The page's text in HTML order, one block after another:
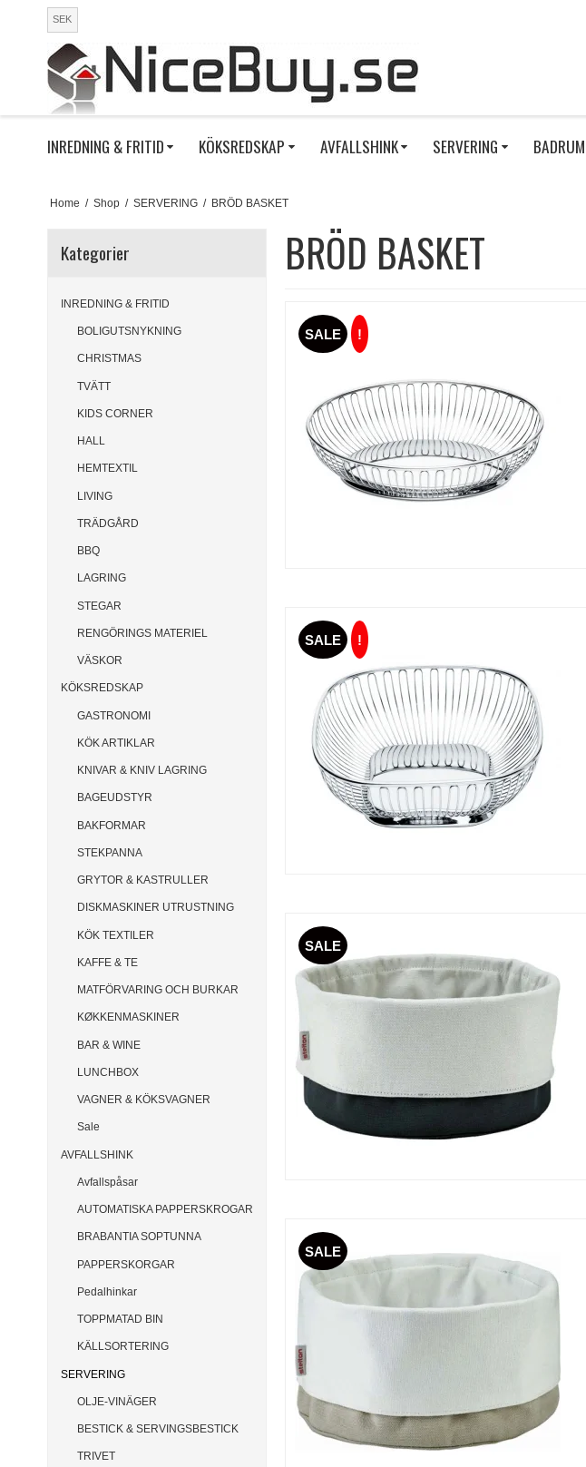
SEK
INREDNING & FRITID KÖKSREDSKAP AVFALLSHINK SERVERING BADRUM
Home / Shop / SERVERING / BRÖD BASKET
Kategorier
INREDNING & FRITID
BOLIGUTSNYKNING
CHRISTMAS
TVÄTT
KIDS CORNER
HALL
HEMTEXTIL
LIVING
TRÄDGÅRD
BBQ
LAGRING
STEGAR
RENGÖRINGS MATERIEL
VÄSKOR
KÖKSREDSKAP
GASTRONOMI
KÖK ARTIKLAR
KNIVAR & KNIV LAGRING
BAGEUDSTYR
BAKFORMAR
STEKPANNA
GRYTOR & KASTRULLER
DISKMASKINER UTRUSTNING
KÖK TEXTILER
KAFFE & TE
MATFÖRVARING OCH BURKAR
KØKKENMASKINER
BAR & WINE
LUNCHBOX
VAGNER & KÖKSVAGNER
Sale
AVFALLSHINK
Avfallspåsar
AUTOMATISKA PAPPERSKROGAR
BRABANTIA SOPTUNNA
PAPPERSKORGAR
Pedalhinkar
TOPPMATAD BIN
KÄLLSORTERING
SERVERING
OLJE-VINÄGER
BESTICK & SERVINGSBESTICK
TRIVET
BRÖD BASKET
SALE !
SALE !
SALE
SALE